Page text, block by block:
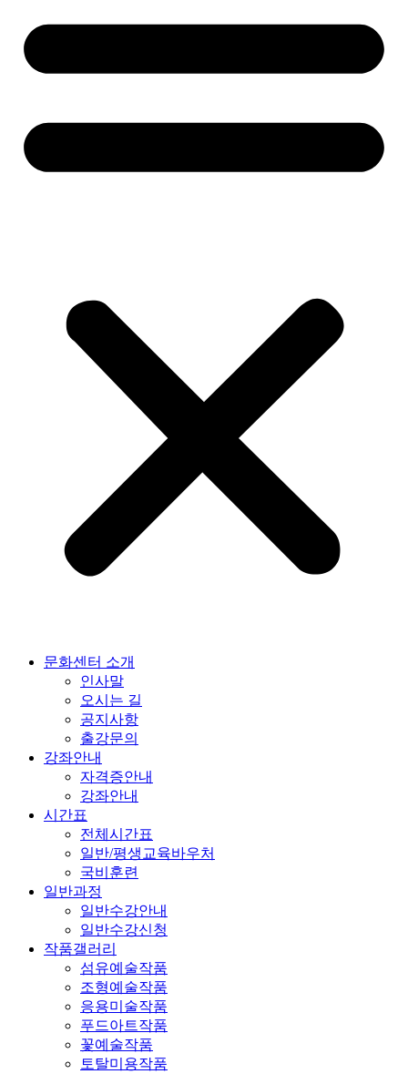
문화센터 소개
인사말
오시는 길
공지사항
출강문의
강좌안내
자격증안내
강좌안내
시간표
전체시간표
일반/평생교육바우처
국비훈련
일반과정
일반수강안내
일반수강신청
작품갤러리
섬유예술작품
조형예술작품
응용미술작품
푸드아트작품
꽃예술작품
토탈미용작품